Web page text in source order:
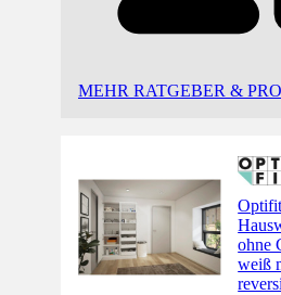
MEHR RATGEBER &
ohne
weiß